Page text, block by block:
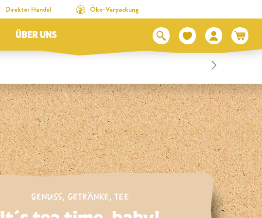
Direkter Handel Öko-Verpackung
ÜBER UNS
GENUSS, GETRÄNKE, TEE